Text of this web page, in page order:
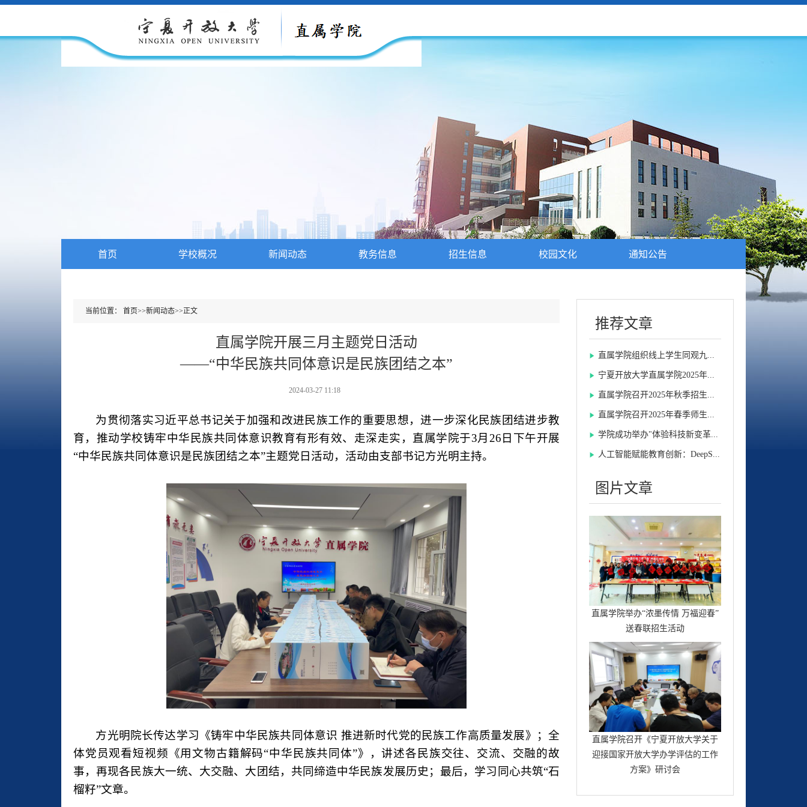
首页 学校概况 新闻动态 教务信息 招生信息 校园文化 通知公告
当前位置： 首页>>新闻动态>>正文
直属学院开展三月主题党日活动
——“中华民族共同体意识是民族团结之本”
2024-03-27 11:18
为贯彻落实习近平总书记关于加强和改进民族工作的重要思想，进一步深化民族团结进步教
育，推动学校铸牢中华民族共同体意识教育有形有效、走深走实，直属学院于3月26日下午开展
“中华民族共同体意识是民族团结之本”主题党日活动，活动由支部书记方光明主持。
方光明院长传达学习《铸牢中华民族共同体意识 推进新时代党的民族工作高质量发展》；全
体党员观看短视频《用文物古籍解码“中华民族共同体”》，讲述各民族交往、交流、交融的故
事，再现各民族大一统、大交融、大团结，共同缔造中华民族发展历史；最后，学习同心共筑“石
榴籽”文章。
推荐文章
直属学院组织线上学生同观九...
宁夏开放大学直属学院2025年...
直属学院召开2025年秋季招生...
直属学院召开2025年春季师生...
学院成功举办"体验科技新变革...
人工智能赋能教育创新：DeepS...
图片文章
直属学院举办“浓墨传情 万福迎春”
送春联招生活动
直属学院召开《宁夏开放大学关于
迎接国家开放大学办学评估的工作
方案》研讨会